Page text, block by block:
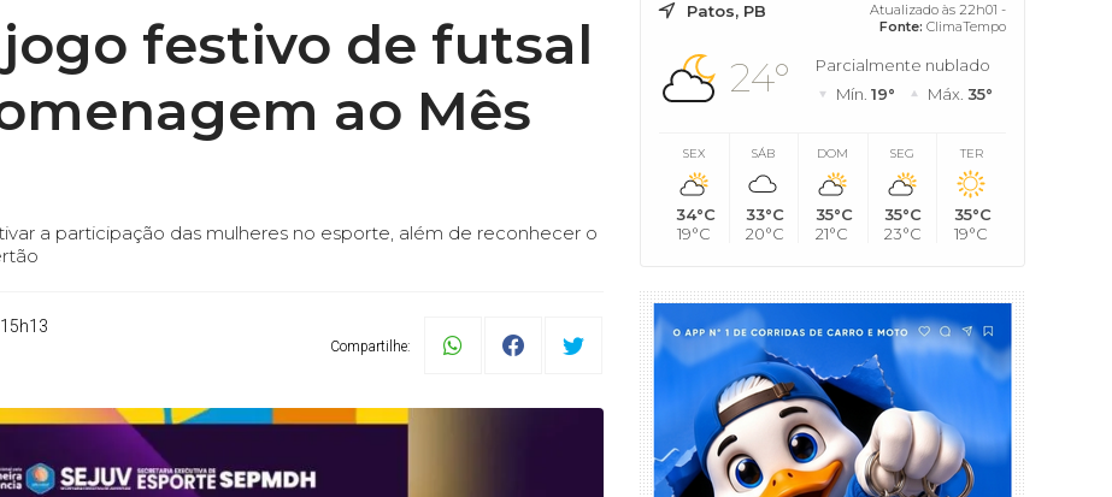
festivo de futsal
ao Mês
a participação das mulheres no esporte, além de reconhecer o
Compartilhe:
Patos, PB
Atualizado às 22h01 -
Fonte: ClimaTempo
24°
Parcialmente nublado
Mín. 19° Máx. 35°
SEX
34°C
19°C
SÁB
33°C
20°C
DOM
35°C
21°C
SEG
35°C
23°C
TER
35°C
19°C